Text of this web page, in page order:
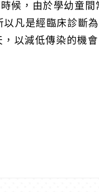
候，由於學幼童
凡是經臨床診斷
以減低傳染的機會